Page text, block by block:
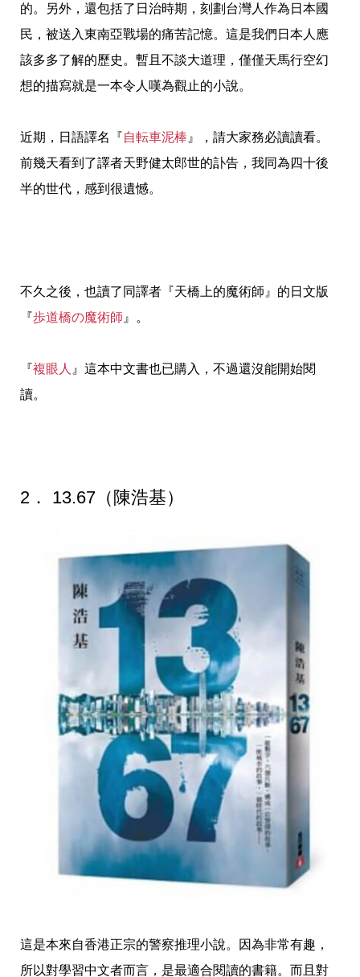
的。另外，還包括了日治時期，刻劃台灣人作為日本國
民，被送入東南亞戰場的痛苦記憶。這是我們日本人應
該多多了解的歷史。暫且不談大道理，僅僅天馬行空幻
想的描寫就是一本令人嘆為觀止的小說。
近期，日語譯名『自転車泥棒 』，請大家務必讀讀看。
前幾天看到了譯者天野健太郎世的訃告，我同為四十後
半的世代，感到很遺憾。
不久之後，也讀了同譯者『天橋上的魔術師』的日文版
『歩道橋の魔術師 』。
『複眼人 』這本中文書也已購入，不過還沒能開始閱
讀。
2． 13.67（陳浩基）
這是本來自香港正宗的警察推理小說。因為非常有趣，
所以對學習中文者而言，是最適合閱讀的書籍。而且對